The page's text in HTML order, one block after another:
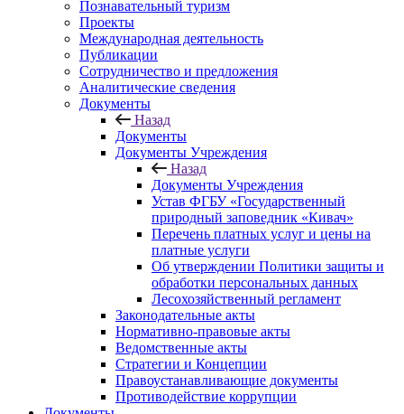
Познавательный туризм
Проекты
Международная деятельность
Публикации
Сотрудничество и предложения
Аналитические сведения
Документы
Назад
Документы
Документы Учреждения
Назад
Документы Учреждения
Устав ФГБУ «Государственный
природный заповедник «Кивач»
Перечень платных услуг и цены на
платные услуги
Об утверждении Политики защиты и
обработки персональных данных
Лесохозяйственный регламент
Законодательные акты
Нормативно-правовые акты
Ведомственные акты
Стратегии и Концепции
Правоустанавливающие документы
Противодействие коррупции